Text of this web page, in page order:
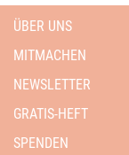
ÜBER UNS
MITMACHEN
NEWSLETTER
GRATIS-HEFT
SPENDEN